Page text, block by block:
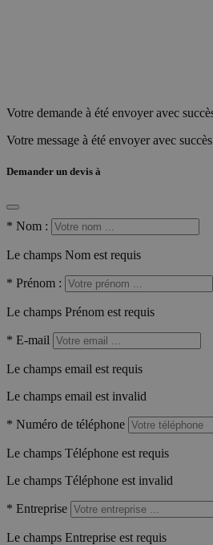
Votre demande à été envoyer avec
Votre message à été envoyer avec succès
Demander un devis à
* Nom :
Le champs Nom est requis
* Prénom :
Le champs Prénom est requis
* E-mail
Le champs email est requis
Le champs email est invalid
* Numéro de téléphone
Le champs Téléphone est requis
Le champs Téléphone est invalid
* Entreprise
Le champs Entreprise est requis